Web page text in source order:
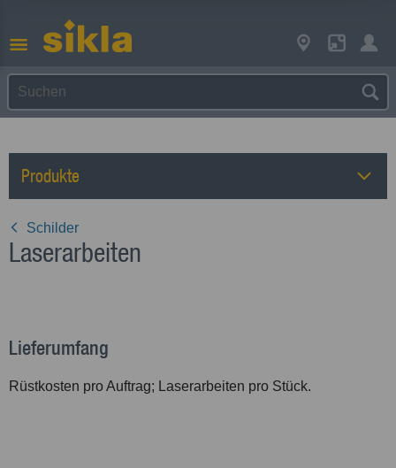
Produkte
Schilder
Laserarbeiten
Lieferumfang
Rüstkosten pro Auftrag; Laserarbeiten pro Stück.